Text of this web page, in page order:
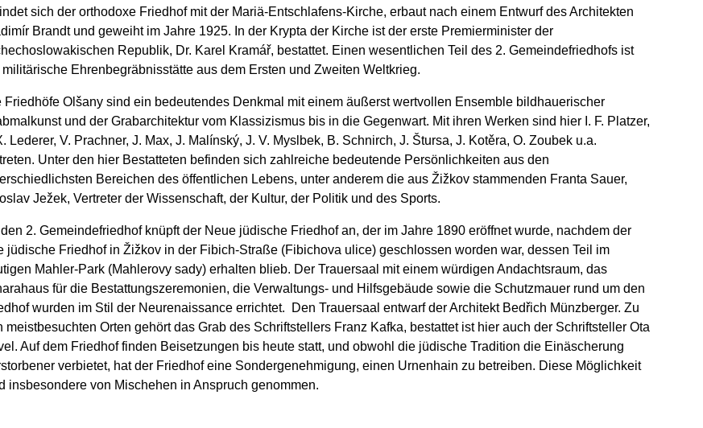
sich der orthodoxe Friedhof mit der Mariä-Entschlafens-Kirche, erbaut nach einem Entwurf des Architekten
Brandt und geweiht im Jahre 1925. In der Krypta der Kirche ist der erste Premierminister der
Republik, Dr. Karel Kramář, bestattet. Einen wesentlichen Teil des 2. Gemeindefriedhofs ist
Ehrenbegräbnisstätte aus dem Ersten und Zweiten Weltkrieg.
Friedhöfe Olšany sind ein bedeutendes Denkmal mit einem äußerst wertvollen Ensemble bildhauerischer
und der Grabarchitektur vom Klassizismus bis in die Gegenwart. Mit ihren Werken sind hier I. F. Platzer,
Lederer, V. Prachner, J. Max, J. Malínský, J. V. Myslbek, B. Schnirch, J. Štursa, J. Kotěra, O. Zoubek u.a.
Unter den hier Bestatteten befinden sich zahlreiche bedeutende Persönlichkeiten aus den
Bereichen des öffentlichen Lebens, unter anderem die aus Žižkov stammenden Franta Sauer,
Ježek, Vertreter der Wissenschaft, der Kultur, der Politik und des Sports.
2. Gemeindefriedhof knüpft der Neue jüdische Friedhof an, der im Jahre 1890 eröffnet wurde, nachdem der
jüdische Friedhof in Žižkov in der Fibich-Straße (Fibichova ulice) geschlossen worden war, dessen Teil im
Mahler-Park (Mahlerovy sady) erhalten blieb. Der Trauersaal mit einem würdigen Andachtsraum, das
für die Bestattungszeremonien, die Verwaltungs- und Hilfsgebäude sowie die Schutzmauer rund um den
wurden im Stil der Neurenaissance errichtet. Den Trauersaal entwarf der Architekt Bedřich Münzberger. Zu
meistbesuchten Orten gehört das Grab des Schriftstellers Franz Kafka, bestattet ist hier auch der Schriftsteller Ota
Auf dem Friedhof finden Beisetzungen bis heute statt, und obwohl die jüdische Tradition die Einäscherung
verbietet, hat der Friedhof eine Sondergenehmigung, einen Urnenhain zu betreiben. Diese Möglichkeit
insbesondere von Mischehen in Anspruch genommen.